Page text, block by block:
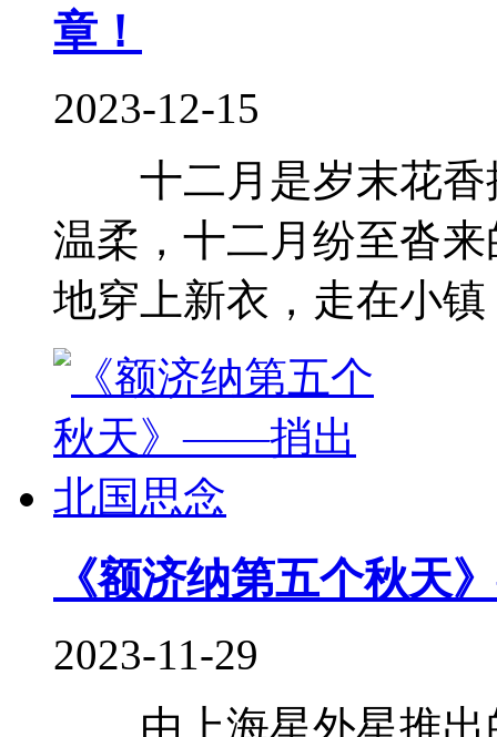
章！
2023-12-15
十二月是岁末花香
温柔，十二月纷至沓
地穿上新衣，走在小
《额济纳第五个秋
2023-11-29
由上海星外星推出